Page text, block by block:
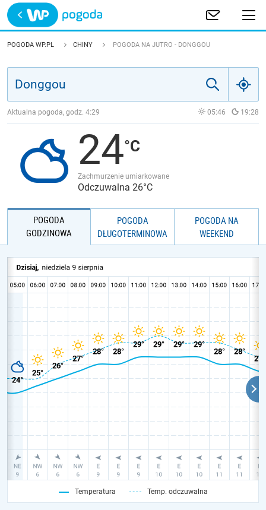
Trwa ładowanie
POLSKA
JAKOŚĆ POWIETRZA
POGODA WP.PL CHINY POGODA NA JUTRO - DONGGOU
Aktualna pogoda, godz. 4:29 05:46 19:28
24
Zachmurzenie umiarkowane
Odczuwalna 26°C
POGODA
GODZINOWA
POGODA
DŁUGOTERMINOWA
POGODA NA
WEEKEND
Temperatura Temp. odczuwalna